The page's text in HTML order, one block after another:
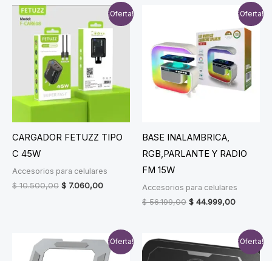
¡Oferta!
CARGADOR FETUZZ TIPO
C 45W
Accesorios para celulares
$10.500,00 Original
$ 7.060,00Current
¡Oferta!
BASE INALAMBRICA,
RGB,PARLANTE Y RADIO
FM 15W
Accesorios para celulares
$56.199,00 Original
$ 44.999,00Current
$
¡Oferta! ¡Oferta!